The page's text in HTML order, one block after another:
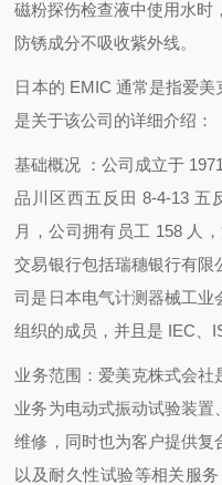
磁粉探伤检查液中使用水时
防锈成分不吸收紫外线。
日本的 EMIC 通常是指爱
是关于该公司的详细介绍：
基础概况 ：公司成立于
品川区西五反田 8-4-13 五
月，公司拥有员工 158 人
交易银行包括瑞穗银行有限
司是日本电气计测器械工业
组织的成员，并且是 IEC、
业务范围：爱美克株式会社
业务为电动式振动试验装
维修，同时也为客户提供复
以及耐久性试验等相关服